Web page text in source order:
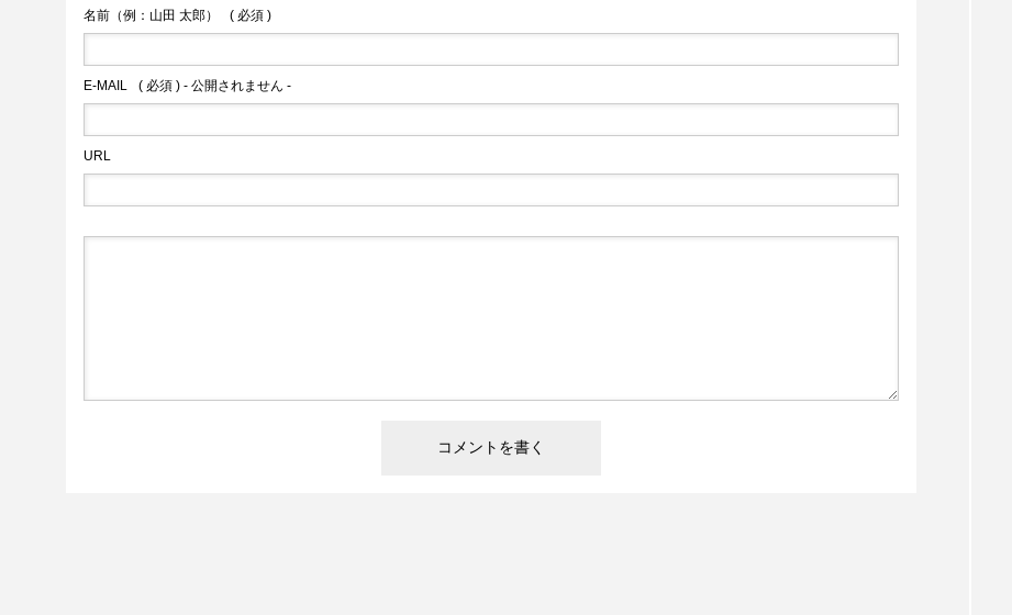
名前（例：山田 太郎） ( 必須 )
E-MAIL ( 必須 ) - 公開されません -
URL